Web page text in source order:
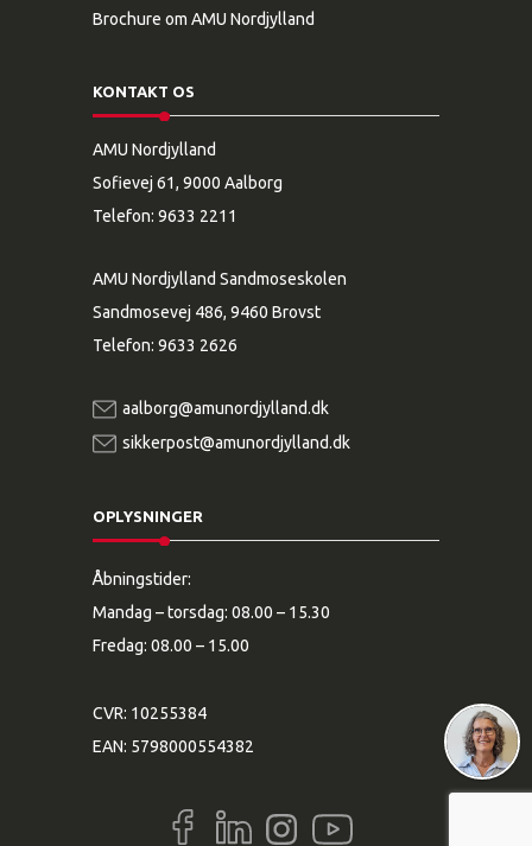
Brochure om AMU Nordjylland
KONTAKT OS
AMU Nordjylland
Sofievej 61, 9000 Aalborg
Telefon: 9633 2211
AMU Nordjylland Sandmoseskolen
Sandmosevej 486, 9460 Brovst
Telefon: 9633 2626
aalborg@amunordjylland.dk
sikkerpost@amunordjylland.dk
OPLYSNINGER
Åbningstider:
Mandag – torsdag: 08.00 – 15.30
Fredag: 08.00 – 15.00
CVR: 10255384
EAN: 5798000554382